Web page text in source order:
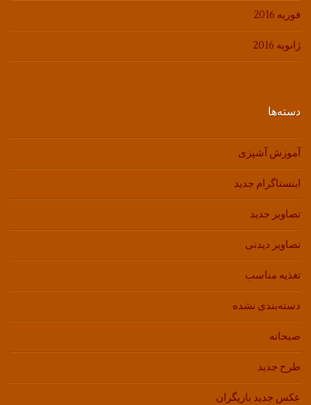
فوریه 2016
ژانویه 2016
دسته‌ها
آموزش آشپزی
اینستاگرام جدید
تصاویر جدید
تصاویر دیدنی
تغذیه مناسب
دسته‌بندی نشده
صبحانه
طرح جدید
عکس جدید بازیگران